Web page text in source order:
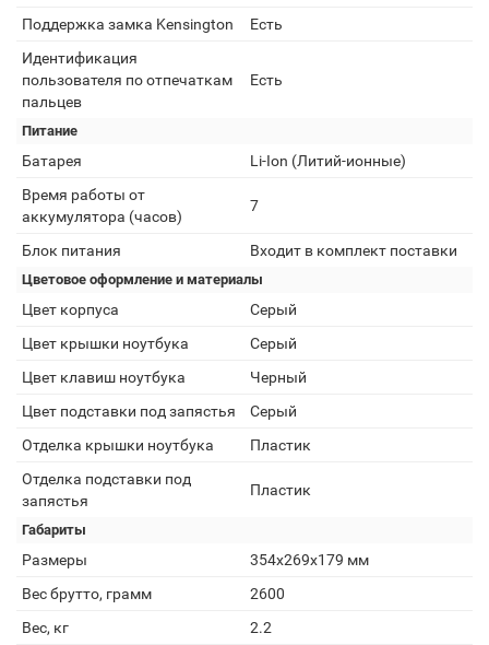
Поддержка замка Kensington
Есть
Идентификация
пользователя по отпечаткам
пальцев
Есть
Питание
Батарея
Li-Ion (Литий-ионные)
Время работы от
аккумулятора (часов)
7
Блок питания Входит в комплект поставки
Цветовое оформление и материалы
Цвет корпуса
Серый
Цвет крышки ноутбука
Серый
Цвет клавиш ноутбука
Черный
Цвет подставки под запястья
Серый
Отделка крышки ноутбука
Пластик
Отделка подставки под
запястья
Пластик
Габариты
Размеры
354х269х179 мм
Вес брутто, грамм
2600
Вес, кг
2.2